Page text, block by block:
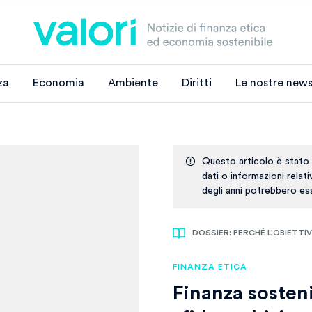
Economia Ambiente Diritti Le nostre
Questo articolo è stato
dati o informazioni
degli anni potrebbero
DOSSIER: PERCHÉ L'OBIETTIVO
FINANZA ETICA
Finanza